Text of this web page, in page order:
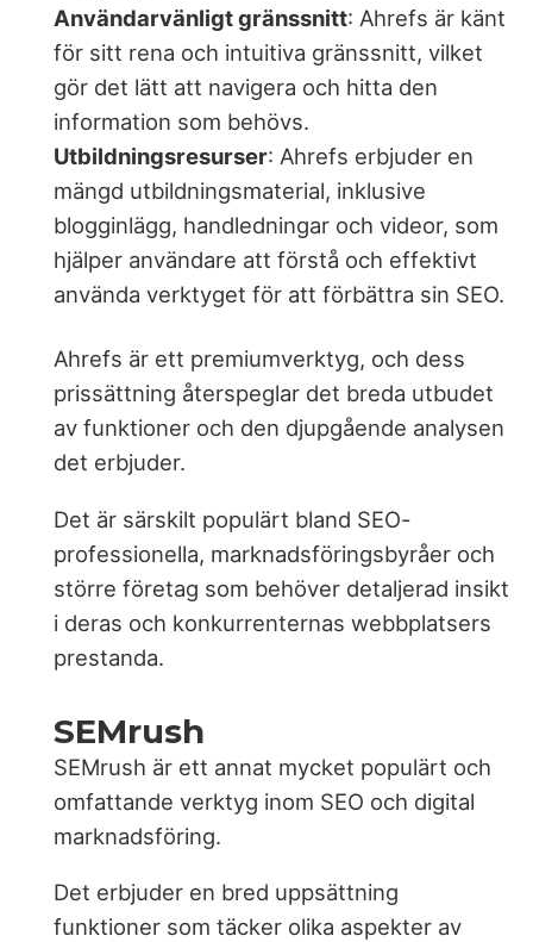
Användarvänligt gränssnitt: Ahrefs är känt
för sitt rena och intuitiva gränssnitt, vilket
gör det lätt att navigera och hitta den
information som behövs.
Utbildningsresurser: Ahrefs erbjuder en
mängd utbildningsmaterial, inklusive
blogginlägg, handledningar och videor, som
hjälper användare att förstå och effektivt
använda verktyget för att förbättra sin SEO.
Ahrefs är ett premiumverktyg, och dess
prissättning återspeglar det breda utbudet
av funktioner och den djupgående analysen
det erbjuder.
Det är särskilt populärt bland SEO-
professionella, marknadsföringsbyråer och
större företag som behöver detaljerad insikt
i deras och konkurrenternas webbplatsers
prestanda.
SEMrush
SEMrush är ett annat mycket populärt och
omfattande verktyg inom SEO och digital
marknadsföring.
Det erbjuder en bred uppsättning
funktioner som täcker olika aspekter av